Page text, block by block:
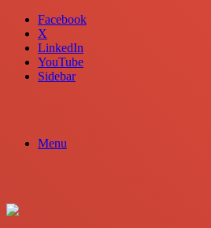
Facebook
X
LinkedIn
YouTube
Sidebar
Menu